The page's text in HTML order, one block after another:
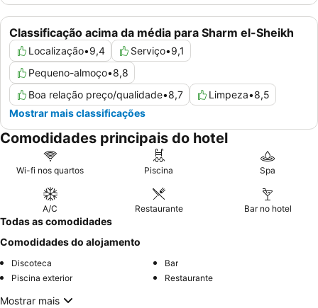
Classificação acima da média para Sharm el-Sheikh
Localização•9,4 Serviço•9,1
Pequeno-almoço•8,8
Boa relação preço/qualidade•8,7 Limpeza•8,5
Mostrar mais classificações
Comodidades principais do hotel
Wi-fi nos quartos Piscina Spa
A/C Restaurante Bar no hotel
Todas as comodidades
Comodidades do alojamento
Discoteca
Bar
Piscina exterior
Restaurante
Mostrar mais